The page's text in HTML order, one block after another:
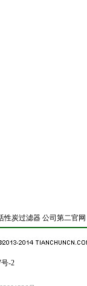
性炭过滤器 公司第二官网
-2